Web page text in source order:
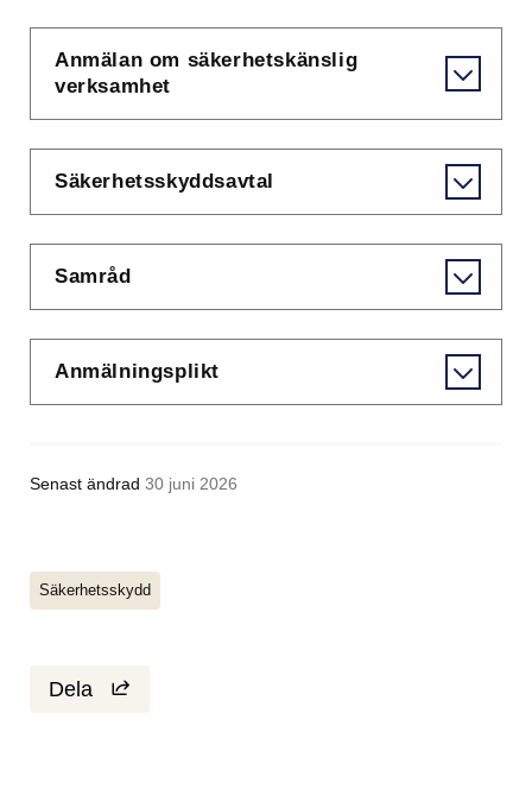
Anmälan om säkerhetskänslig
verksamhet
Säkerhetsskyddsavtal
Samråd
Anmälningsplikt
Senast ändrad 30 juni 2026
Säkerhetsskydd
Dela